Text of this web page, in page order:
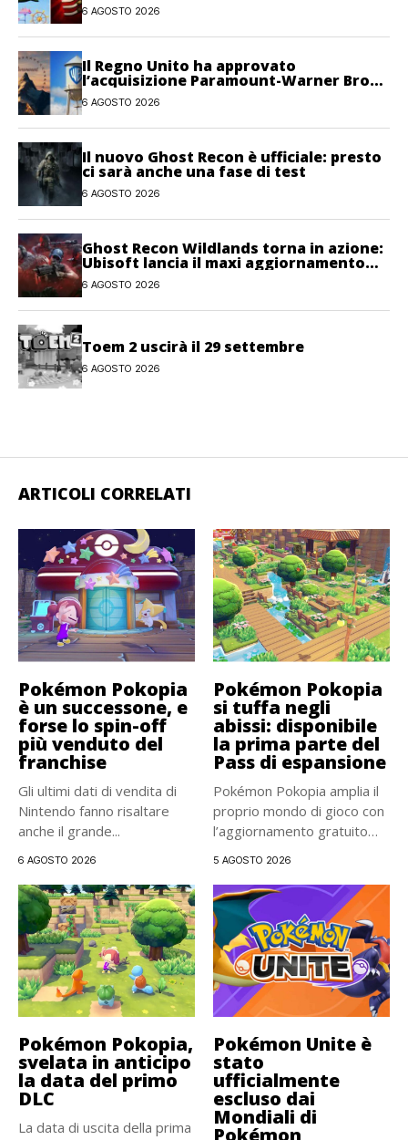
6 AGOSTO 2026
Il Regno Unito ha approvato
l’acquisizione Paramount-Warner Bros
Discovery
6 AGOSTO 2026
Il nuovo Ghost Recon è ufficiale: presto
ci sarà anche una fase di test
6 AGOSTO 2026
Ghost Recon Wildlands torna in azione:
Ubisoft lancia il maxi aggiornamento
gratuito Last Rites
6 AGOSTO 2026
Toem 2 uscirà il 29 settembre
6 AGOSTO 2026
ARTICOLI CORRELATI
Pokémon Pokopia
è un successone, e
forse lo spin-off
più venduto del
franchise
Gli ultimi dati di vendita di
Nintendo fanno risaltare
anche il grande...
6 AGOSTO 2026
Pokémon Pokopia
si tuffa negli
abissi: disponibile
la prima parte del
Pass di espansione
Pokémon Pokopia amplia il
proprio mondo di gioco con
l’aggiornamento gratuito
5 AGOSTO 2026
Pokémon Pokopia,
svelata in anticipo
la data del primo
DLC
La data di uscita della prima
Pokémon Unite è
stato
ufficialmente
escluso dai
Mondiali di
Pokémon